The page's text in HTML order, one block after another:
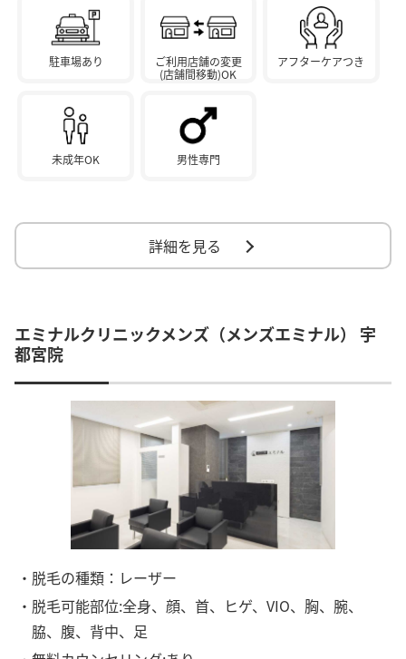
駐車場あり
ご利用店舗の変更
(店舗間移動)OK
アフターケアつき
未成年OK 男性専門
詳細を見る
エミナルクリニックメンズ（メンズエミナル） 宇
都宮院
・脱毛の種類：レーザー
・脱毛可能部位:全身、顔、首、ヒゲ、VIO、胸、腕、
脇、腹、背中、足